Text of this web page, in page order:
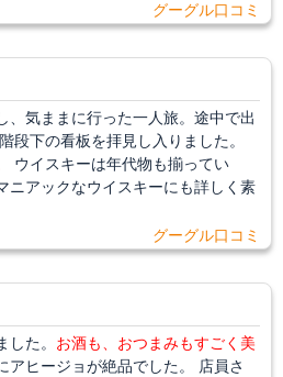
グーグル口コミ
、気ままに行った一人旅。途中で出
段下の看板を拝見し入りました。
ウイスキーは年代物も揃ってい
ニアックなウイスキーにも詳しく素
グーグル口コミ
した。 お酒も、おつまみもすごく美
アヒージョが絶品でした。 店員さ